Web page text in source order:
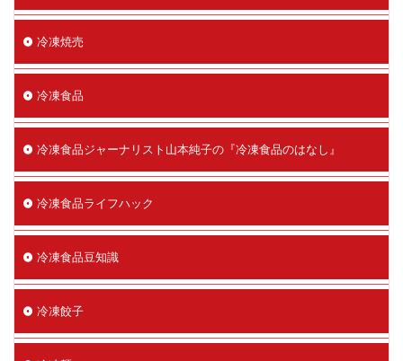
冷凍焼売
冷凍食品
冷凍食品ジャーナリスト山本純子の『冷凍食品のはなし』
冷凍食品ライフハック
冷凍食品豆知識
冷凍餃子